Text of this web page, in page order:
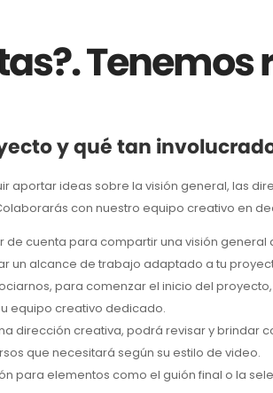
Tenemos
y qué tan
aportar ideas sobre la visión general, las
con nuestro equipo creativo en
de cuenta para compartir una visión
un alcance de trabajo adaptado a tu
para comenzar el inicio del
equipo creativo dedicado.
dirección creativa, podrá revisar y brindar
que necesitará según su estilo de video.
para elementos como el guión final o la